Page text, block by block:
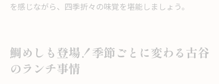
を感じながら、四季折々の味覚を堪能しましょう。
鯛めしも登場！季節ごとに変わる古谷
のランチ事情